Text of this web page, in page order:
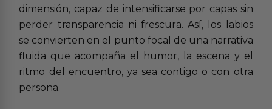
dimensión, capaz de intensificarse por capas sin
perder transparencia ni frescura. Así, los labios
se convierten en el punto focal de una narrativa
fluida que acompaña el humor, la escena y el
ritmo del encuentro, ya sea contigo o con otra
persona.